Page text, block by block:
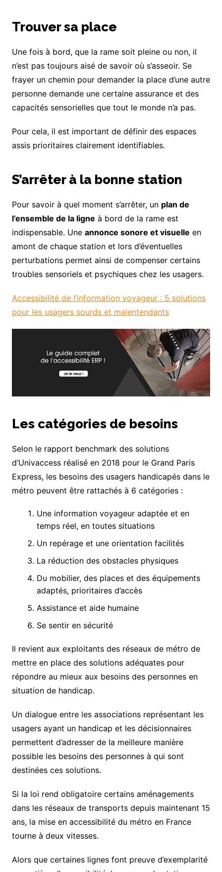
Trouver sa place
Une fois à bord, que la rame soit pleine ou non, il
n’est pas toujours aisé de savoir où s’asseoir. Se
frayer un chemin pour demander la place d’une autre
personne demande une certaine assurance et des
capacités sensorielles que tout le monde n’a pas.
Pour cela, il est important de définir des espaces
assis prioritaires clairement identifiables.
S’arrêter à la bonne station
Pour savoir à quel moment s’arrêter, un plan de
l’ensemble de la ligne à bord de la rame est
indispensable. Une annonce sonore et visuelle en
amont de chaque station et lors d’éventuelles
perturbations permet ainsi de compenser certains
troubles sensoriels et psychiques chez les usagers.
Accessibilité de l’information voyageur : 5 solutions
pour les usagers sourds et malentendants
Les catégories de besoins
Selon le rapport benchmark des solutions
d’Univaccess réalisé en 2018 pour le Grand Paris
Express, les besoins des usagers handicapés dans le
métro peuvent être rattachés à 6 catégories :
Une information voyageur adaptée et en
temps réel, en toutes situations
Un repérage et une orientation facilités
La réduction des obstacles physiques
Du mobilier, des places et des équipements
adaptés, prioritaires d’accès
Assistance et aide humaine
Se sentir en sécurité
Il revient aux exploitants des réseaux de métro de
mettre en place des solutions adéquates pour
répondre au mieux aux besoins des personnes en
situation de handicap.
Un dialogue entre les associations représentant les
usagers ayant un handicap et les décisionnaires
permettent d’adresser de la meilleure manière
possible les besoins des personnes à qui sont
destinées ces solutions.
Si la loi rend obligatoire certains aménagements
dans les réseaux de transports depuis maintenant 15
ans, la mise en accessibilité du métro en France
tourne à deux vitesses.
Alors que certaines lignes font preuve d’exemplarité